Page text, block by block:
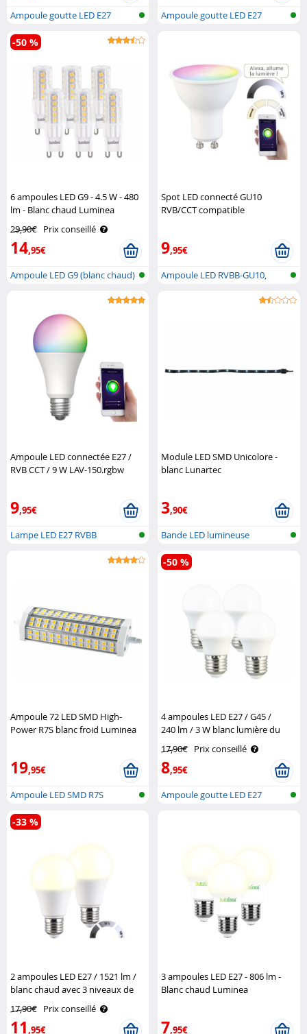
Ampoule goutte LED E27
(blanc chaud..
Ampoule goutte LED E27
6 ampoules LED G9 - 4.5 W - 480
lm - Blanc chaud Luminea
29,90€ Prix conseillé
14,95€
-50 %
Ampoule LED G9 (blanc chaud)
Spot LED connecté GU10
RVB/CCT compatible
Control
9,95€
Ampoule LED RVBB-GU10,
Ampoule LED connectée E27 /
RVB CCT / 9 W LAV-150.rgbw
9,95€
Lampe LED E27 RVBB
Module LED SMD Unicolore -
blanc Lunartec
3,90€
Bande LED lumineuse
Ampoule 72 LED SMD High-
Power R7S blanc froid Luminea
19,95€
Ampoule LED SMD R7S
(lumière du jou..
4 ampoules LED E27 / G45 /
240 lm / 3 W blanc lumière du
17,90€ Prix conseillé
8,95€
-50 %
Ampoule goutte LED E27
2 ampoules LED E27 / 1521 lm /
blanc chaud avec 3 niveaux de
luminosité Luminea
17,90€ Prix conseillé
11,95€
-33 %
3 ampoules LED E27 - 806 lm -
Blanc chaud Luminea
7,95€